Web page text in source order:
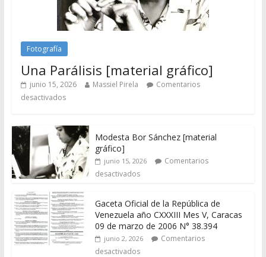
Fotografía
Una Parálisis [material gráfico]
junio 15, 2026 Massiel Pirela
Comentarios
desactivados
Modesta Bor Sánchez [material
gráfico]
junio 15, 2026
Comentarios
desactivados
Gaceta Oficial de la República de
Venezuela año CXXXIII Mes V, Caracas
09 de marzo de 2006 N° 38.394
junio 2, 2026
Comentarios
desactivados